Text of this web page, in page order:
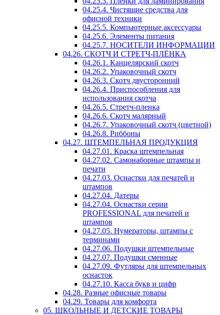
04.25.4. Чистящие средства для
офисной техники
04.25.5. Компьютерные аксессуары
04.25.6. Элементы питания
04.25.7. НОСИТЕЛИ ИНФОРМАЦИИ
04.26. СКОТЧ И СТРЕТЧ-ПЛЁНКА
04.26.1. Канцелярский скотч
04.26.2. Упаковочный скотч
04.26.3. Скотч двусторонний
04.26.4. Приспособления для
использования скотча
04.26.5. Стретч-пленка
04.26.6. Скотч малярный
04.26.7. Упаковочный скотч (цветной)
04.26.8. Риббоны
04.27. ШТЕМПЕЛЬНАЯ ПРОДУКЦИЯ
04.27.01. Краска штемпельная
04.27.02. Самонаборные штампы и
печати
04.27.03. Оснастки для печатей и
штампов
04.27.04. Датеры
04.27.04. Оснастки серии
PROFESSIONAL для печатей и
штампов
04.27.05. Нумераторы, штампы с
терминами
04.27.06. Подушки штемпельные
04.27.07. Подушки сменные
04.27.09. Футляры для штемпельных
оснасток
04.27.10. Касса букв и цифр
04.28. Разные офисные товары
04.29. Товары для комфорта
05. ШКОЛЬНЫЕ И ДЕТСКИЕ ТОВАРЫ